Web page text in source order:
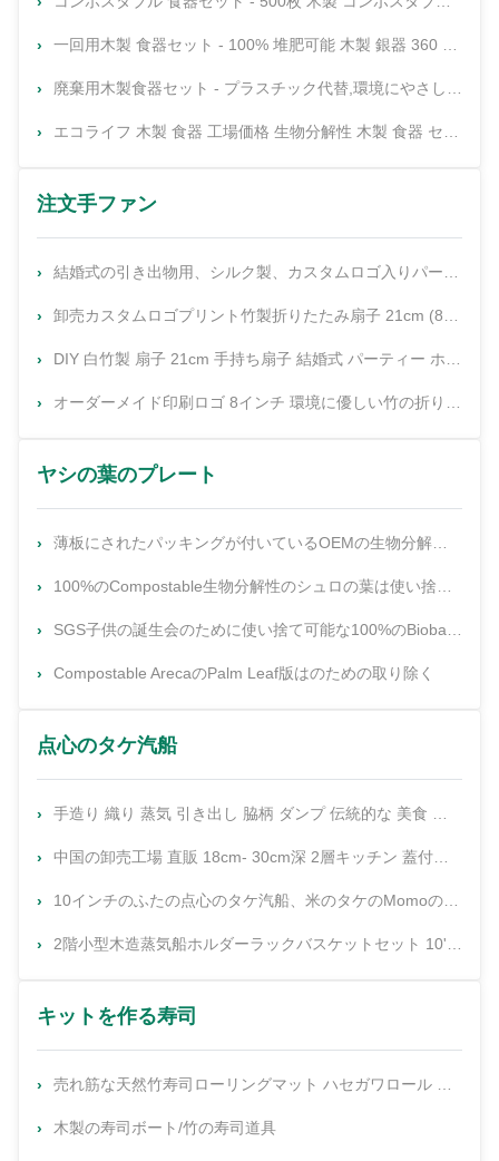
一回用木製 食器セット - 100% 堆肥可能 木製 銀器 360 枚 [120 フォーク,120 スプーン,120 ナイフ] - 再利用可能なパーティー用器具 - 木製 一回用器具 - 一回用 フォーク と スプーン
廃棄用木製食器セット - プラスチック代替,環境にやさしい,生物分解可能,堆肥可能 食器セット - 50本の木のスプーン,50本の木のナイフ&50本の木のフォーク 廃棄用食器セット
エコライフ 木製 食器 工場価格 生物分解性 木製 食器 セット キッチン 木製 旅行 食器 セット
注文手ファン
結婚式の引き出物用、シルク製、カスタムロゴ入りパーソナライズド21cm竹製折りたたみ扇子
卸売カスタムロゴプリント竹製折りたたみ扇子 21cm (8.27インチ) 竹と絹素材の手回し扇子
DIY 白竹製 扇子 21cm 手持ち扇子 結婚式 パーティー ホームデコレーション用
オーダーメイド印刷ロゴ 8インチ 環境に優しい竹の折りたたみ手扇 結婚式のお祝いに
ヤシの葉のプレート
薄板にされたパッキングが付いているOEMの生物分解性のPalm Leaf版
100%のCompostable生物分解性のシュロの葉は使い捨て可能めっきする
SGS子供の誕生会のために使い捨て可能な100%のBiobasedのPalm Leaf版
Compostable ArecaのPalm Leaf版はのための取り除く
点心のタケ汽船
手造り 織り 蒸気 引き出し 脇柄 ダンプ 伝統的な 美食 竹 蒸気
中国の卸売工場 直販 18cm- 30cm深 2層キッチン 蓋付き丸い竹蒸気器
10インチのふたの点心のタケ汽船、米のタケのMomoの汽船のバスケットの台所
2階小型木造蒸気船ホルダーラックバスケットセット 10'ミニ竹蒸気船
キットを作る寿司
売れ筋な天然竹寿司ローリングマット ハセガワロール OPPパッケージングマット パーティーの寿司ロールメーカー
木製の寿司ボート/竹の寿司道具